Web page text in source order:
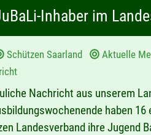
Inhaber im
Schützen Saarland Aktuelle
Nachricht aus unserem
haben 16
Landesverband ihre Jugend